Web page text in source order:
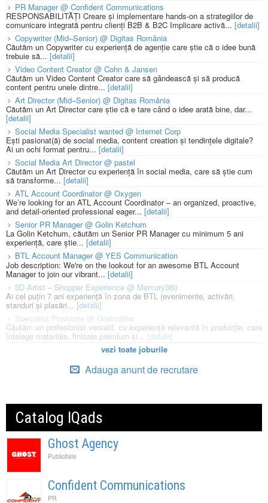
PR Manager @ Confident Communications
RESPONSABILITĂȚI Creare și implementare hands-on a strategiilor de
comunicare integrată pentru clienți B2B & B2C Implicare activă... [detalii]
Copywriter (Mid–Senior) @ Digitas România
Căutăm un Copywriter cu experiență de agenție care știe că o idee bună
trebuie să... [detalii]
Video Content Creator @ Cohn & Jansen
Căutăm un Video Content Creator care să gândească și să producă
content pentru unele dintre... [detalii]
Art Director (Mid–Senior) @ Digitas România
Căutăm un Art Director care știe că e tare când o idee arată bine, dar...
[detalii]
Social Media Specialist wanted @ Internet Corp
Ești pasionat(ă) de social media, content creation și tendințele digitale?
Ai un ochi format pentru... [detalii]
Social Media Art Director @ pastel
Căutăm un Art Director cu experiență în social media, care să știe cum
să transforme... [detalii]
ATL Account Coordinator @ Oxygen
We’re looking for an ATL Account Coordinator – an organized, proactive,
and detail-oriented professional eager... [detalii]
Senior PR Manager @ Golin Ketchum
La Golin Ketchum, căutăm un Senior PR Manager cu minimum 5 ani
experiență, care știe... [detalii]
BTL Account Manager @ YES Communication
Job description: We're on the lookout for an awesome BTL Account
Manager to join our vibrant... [detalii]
3D Artist – Shopper Experience @ Mercury360
Ai cel puțin 7 ani experiență în zona de BTL (evenimente, activări,
standuri și plasări...[detalii]
Specialist Productie @ Godmother
Căutăm un profesionist versatil, cu experiență relevantă în producție, care
înțelege materiale, finisaje premium și... [detalii]
vezi toate joburile
Adauga anunt de recrutare
Catalog IQads
Ghost Agency
Publicitate
Confident Communications
PR